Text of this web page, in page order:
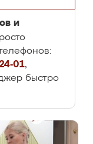
и
01,
быстро